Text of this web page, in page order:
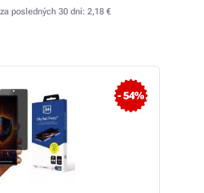
posledných 30 dní: 2,18 €
- 54%